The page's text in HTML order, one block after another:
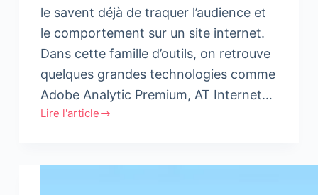
le savent déjà de traquer l’audience et
le comportement sur un site internet.
Dans cette famille d’outils, on retrouve
quelques grandes technologies comme
Adobe Analytic Premium, AT Internet…
Lire l'article
5